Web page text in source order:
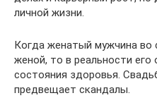
личной жизни.
Когда женатый мужчина во
женой, то в реальности
состояния здоровья.
предвещает скандалы.